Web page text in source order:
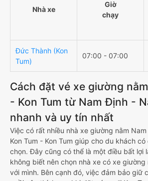
Nhà xe
Giờ
chạy
Đức Thành (Kon
Tum)
07:00 - 07:00
Cách đặt vé xe giường
- Kon Tum từ Nam Định -
nhanh và uy tín nhất
Việc có rất nhiều nhà xe giường nằm
Kon Tum - Kon Tum giúp cho du khách
chọn. Đây cũng có thể là một điều bất lợi
không biết nên chọn nhà xe có xe giường
với mình. Bên cạnh đó, việc đảm bảo giữ